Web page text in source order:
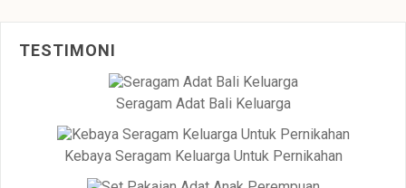
TESTIMONI
Seragam Adat Bali Keluarga
Kebaya Seragam Keluarga Untuk Pernikahan